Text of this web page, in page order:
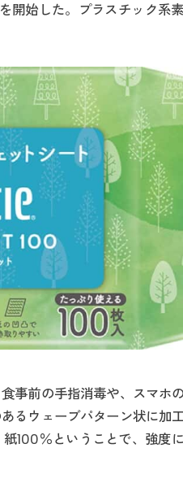
開始した。プラスチック系
事前の手指消毒や、スマホ
るウェーブパターン状に加工
100％ということで、強度